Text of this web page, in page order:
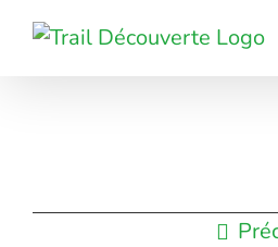
Passer